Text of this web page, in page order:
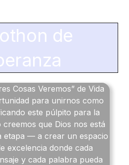
de
Cosas Veremos” de Vida
para unirnos como
este púlpito para la
creemos que Dios nos está
etapa — a crear un espacio
excelencia donde cada
y cada palabra pueda